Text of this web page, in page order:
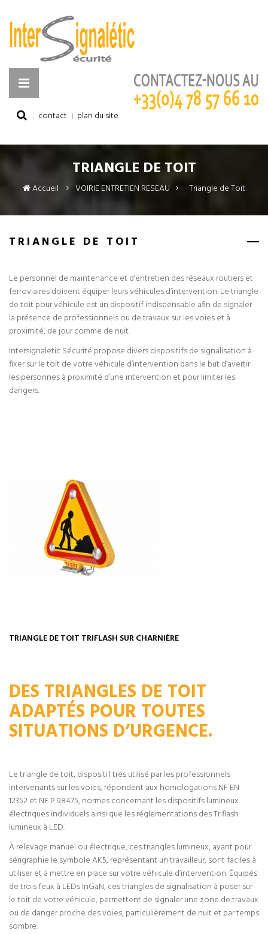
contact plan du site
TRIANGLE DE TOIT
Accueil VOIRIE ENTRETIEN RESEAU > Triangle de Toit
TRIANGLE DE TOIT
Le personnel de maintenance et d’entretien des réseaux routiers et
ferroviaires doivent équiper leurs véhicules d’intervention. Le triangle
de toit pour véhicule est un dispositif indispensable afin de signaler
la présence de professionnels ou de travaux sur les voies et à
proximité, de jour comme de nuit.
Intersignaletic Sécurité propose divers dispositifs de signalisation à
fixer sur le toit de votre véhicule d’intervention dans le but d’avertir
les personnes à proximité d’une intervention et pour limiter les
dangers.
TRIANGLE DE TOIT TRIFLASH SUR CHARNIÈRE
DES TRIANGLES DE TOIT
ADAPTÉS POUR TOUTES
SITUATIONS D’URGENCE.
Le triangle de toit, dispositif très utilisé par les professionnels
intervenants sur les voies, répondent aux homologations NF EN
12352 et NF P 98475, normes concernant les dispositifs lumineux
électriques individuels ainsi que les réglementations des Triflash
lumineux à LED.
À relevage manuel ou électrique, ces triangles lumineux, ayant pour
sérigraphie le symbole AK5, représentant un travailleur, sont faciles à
utiliser et à mettre en place sur votre véhicule d’intervention. Équipés
de trois feux à LEDs InGaN, ces triangles de signalisation à poser sur
le toit de votre véhicule, permettent de signaler une zone de travaux
ou de danger proche des voies, particulièrement de nuit et par temps
sombre.